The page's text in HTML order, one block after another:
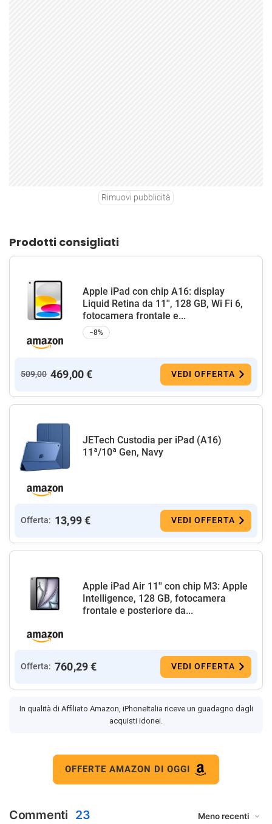
Rimuovi pubblicità
Prodotti consigliati
Apple iPad con chip A16: display
Liquid Retina da 11'', 128 GB, Wi Fi 6,
fotocamera frontale e...
−8%
509,00 469,00 € VEDI OFFERTA
JETech Custodia per iPad (A16)
11ª/10ª Gen, Navy
Offerta: 13,99 € VEDI OFFERTA
Apple iPad Air 11'' con chip M3: Apple
Intelligence, 128 GB, fotocamera
frontale e posteriore da...
Offerta: 760,29 € VEDI OFFERTA
In qualità di Affiliato Amazon, iPhoneItalia riceve un guadagno dagli
acquisti idonei.
OFFERTE AMAZON DI OGGI
Commenti 23